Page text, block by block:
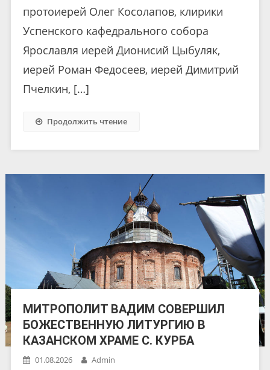
протоиерей Олег Косолапов, клирики
Успенского кафедрального собора
Ярославля иерей Дионисий Цыбуляк,
иерей Роман Федосеев, иерей Димитрий
Пчелкин, […]
Продолжить чтение
МИТРОПОЛИТ ВАДИМ СОВЕРШИЛ
БОЖЕСТВЕННУЮ ЛИТУРГИЮ В
КАЗАНСКОМ ХРАМЕ С. КУРБА
01.08.2026 Admin